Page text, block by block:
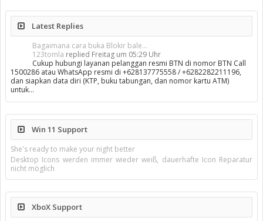
Latest Replies
Bagaimana cara buka Blokir bale...
123tomla replied Freitag um 05:29 Uhr
Cukup hubungi layanan pelanggan resmi BTN di nomor BTN Call
1500286 atau WhatsApp resmi di +628137775558 / +6282282211196,
dan siapkan data diri (KTP, buku tabungan, dan nomor kartu ATM)
untuk…
Win 11 Support
She's ready to make your night better
Desktop Icons werden immer wieder weiß, dauerhafte Icon Reparatur
nicht möglich
XboX Support